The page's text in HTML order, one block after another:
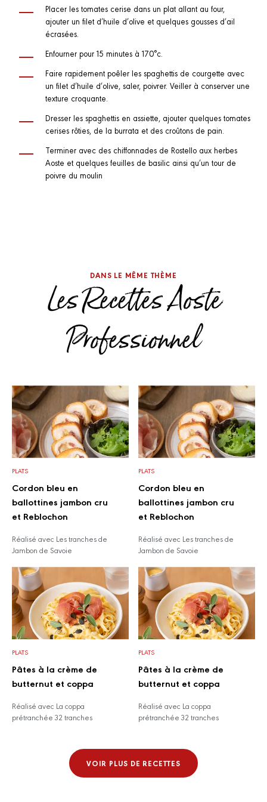
Placer les tomates cerise dans un plat allant au four,
ajouter un filet d’huile d’olive et quelques gousses d’ail
écrasées.
Enfourner pour 15 minutes à 170°c.
Faire rapidement poêler les spaghettis de courgette avec
un filet d’huile d’olive, saler, poivrer. Veiller à conserver une
texture croquante.
Dresser les spaghettis en assiette, ajouter quelques tomates
cerises rôties, de la burrata et des croûtons de pain.
Terminer avec des chiffonnades de Rostello aux herbes
Aoste et quelques feuilles de basilic ainsi qu’un tour de
poivre du moulin
DANS LE MÊME THÈME
Les Recettes Aoste
Professionnel
PLATS
Cordon bleu en
ballottines jambon cru
et Reblochon
Réalisé avec Les tranches de
Jambon de Savoie
PLATS
Cordon bleu en
ballottines jambon cru
et Reblochon
Réalisé avec Les tranches de
Jambon de Savoie
PLATS
Pâtes à la crème de
butternut et coppa
Réalisé avec La coppa
prétranchée 32 tranches
PLATS
Pâtes à la crème de
butternut et coppa
Réalisé avec La coppa
prétranchée 32 tranches
VOIR PLUS DE RECETTES